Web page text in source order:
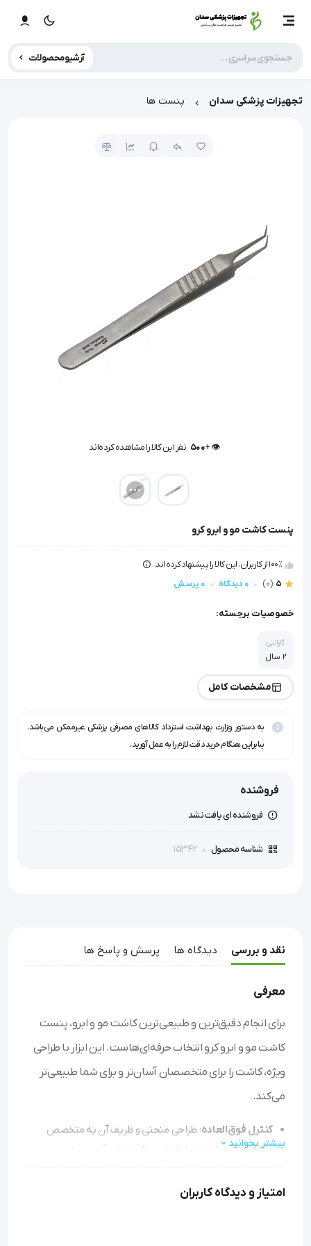
آرشیو محصولات
تجهیزات پزشکی سدان پنست ها
👁️ +
500 نفر این کالا را مشاهده کرده‌اند
پنست کاشت مو و ابرو کرو
100٪ از کاربران، این کالا را پیشنهاد کرده اند.
5
(0) 0 دیدگاه 0 پرسش
خصوصیات برجسته:
گارانتی:
2 سال
مشخصات کامل
به دستور وزارت بهداشت استرداد کالاهای مصرفی پزشکی غیرممکن می‌باشد.
بنابراین هنگام خرید دقت لازم را به عمل آورید.
فروشنده
فروشنده ای یافت نشد
شناسه محصول 15342
نقد و بررسی دیدگاه ها پرسش و پاسخ ها
معرفی
برای انجام دقیق‌ترین و طبیعی‌ترین کاشت مو و ابرو، پنست
کاشت مو و ابرو کرو انتخاب حرفه‌ای‌هاست. این ابزار با طراحی
ویژه، کاشت را برای متخصصان آسان‌تر و برای شما طبیعی‌تر
می‌کند.
کنترل فوق‌العاده: طراحی منحنی و ظریف آن به متخصص
کمک می‌کند تا موها را با دقت بالا و بدون آسیب به
استریلیزه‌ای مطمئن:
بیشتر بخوانید
امتیاز و دیدگاه کاربران